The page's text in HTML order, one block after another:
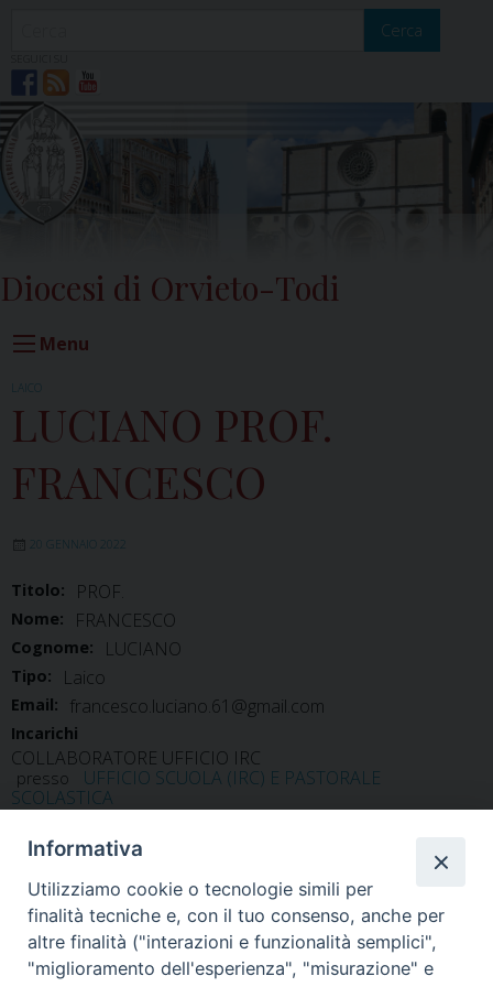
Cerca
Diocesi di Orvieto-Todi
Menu
LAICO
LUCIANO PROF.
FRANCESCO
20 GENNAIO 2022
Titolo: PROF.
Nome: FRANCESCO
Cognome: LUCIANO
Tipo: Laico
Email: francesco.luciano.61@gmail.com
Incarichi
COLLABORATORE UFFICIO IRC
presso
UFFICIO SCUOLA (IRC) E PASTORALE
SCOLASTICA
Home Il Vescovo Diocesi Pastorale Liturgia
Informativa
Utilizziamo cookie o tecnologie simili per
finalità tecniche e, con il tuo consenso, anche per
altre finalità ("interazioni e funzionalità semplici",
"miglioramento dell'esperienza", "misurazione" e